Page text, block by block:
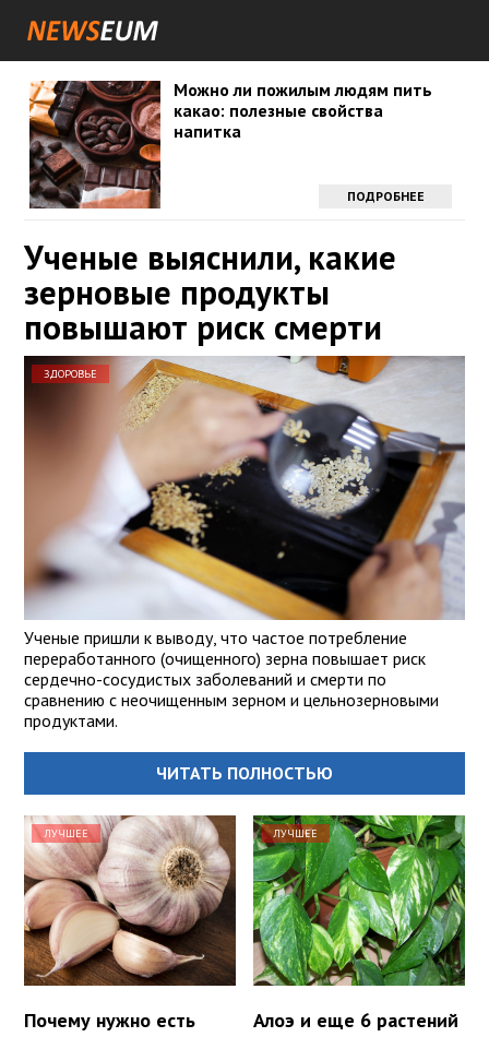
Можно ли пожилым людям пить
какао: полезные свойства
напитка
ПОДРОБНЕЕ
Ученые выяснили, какие
зерновые продукты
повышают риск смерти
ЗДОРОВЬЕ
Ученые пришли к выводу, что частое потребление
переработанного (очищенного) зерна повышает риск
сердечно-сосудистых заболеваний и смерти по
сравнению с неочищенным зерном и цельнозерновыми
продуктами.
ЧИТАТЬ ПОЛНОСТЬЮ
ЛУЧШЕЕ
Почему нужно есть
ЛУЧШЕЕ
Алоэ и еще 6 растений